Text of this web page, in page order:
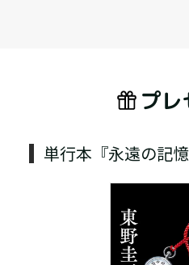
プレ
単行本『永遠の記